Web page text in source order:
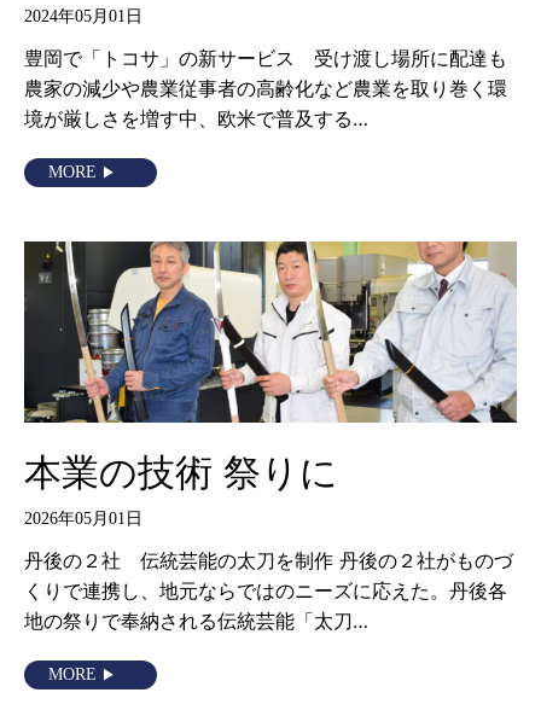
2024年05月01日
豊岡で「トコサ」の新サービス 受け渡し場所に配達も
農家の減少や農業従事者の高齢化など農業を取り巻く環
境が厳しさを増す中、欧米で普及する…
MORE
本業の技術 祭りに
2026年05月01日
丹後の２社 伝統芸能の太刀を制作 丹後の２社がものづ
くりで連携し、地元ならではのニーズに応えた。丹後各
地の祭りで奉納される伝統芸能「太刀…
MORE